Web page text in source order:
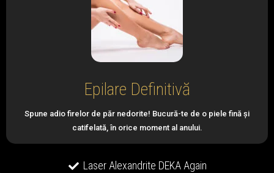
Epilare Definitivă
Spune adio firelor de păr nedorite! Bucură-te de o piele fină și
catifelată, în orice moment al anului.
Laser Alexandrite DEKA Again